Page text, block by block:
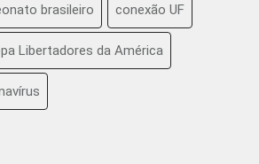
brasileiro conexão UF
Libertadores da América